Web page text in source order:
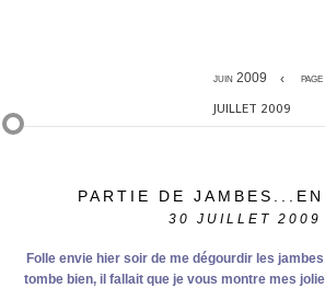
juin 2009
JUILLET 2009
PARTIE DE
30 JUILLET 2009
Folle envie hier soir de me dégourdir les
tombe bien, il fallait que je vous montre mes